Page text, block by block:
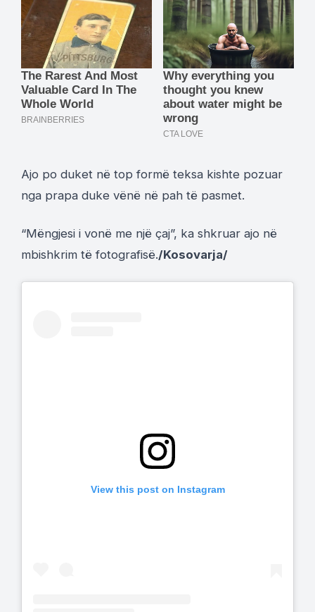
Ajo po duket në top formë teksa kishte pozuar
nga prapa duke vënë në pah të pasmet.
“Mëngjesi i vonë me një çaj”, ka shkruar ajo në
mbishkrim të fotografisë./Kosovarja/
View this post on Instagram